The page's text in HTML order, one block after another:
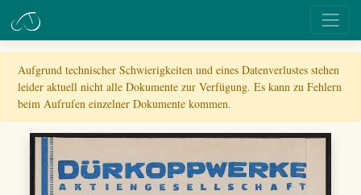
Aufgrund technischer Schwierigkeiten und eines Datenverlustes stehen
leider aktuell nicht alle Dokumente zur Verfügung. Es kann zu Fehlern
beim Aufrufen einzelner Dokumente kommen.